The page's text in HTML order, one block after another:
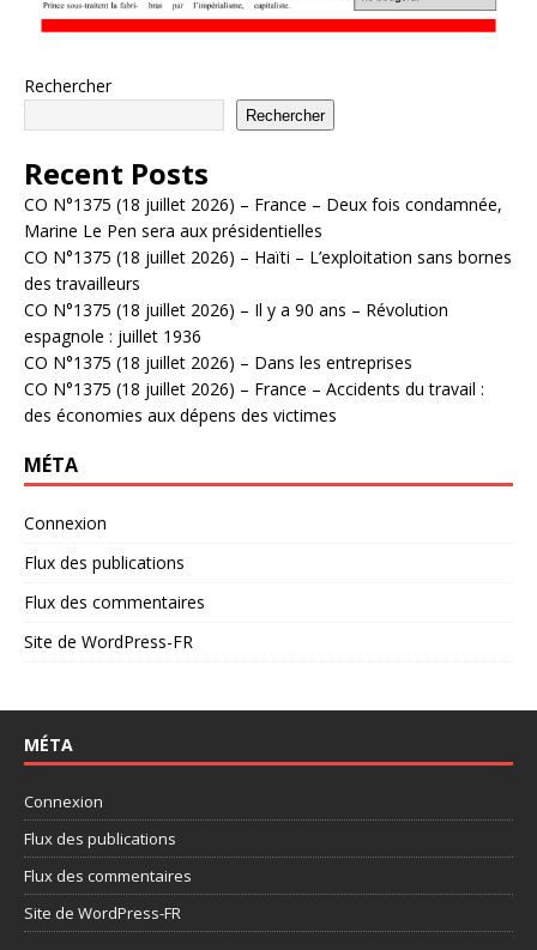
Rechercher
Rechercher
Recent Posts
CO N°1375 (18 juillet 2026) – France – Deux fois condamnée,
Marine Le Pen sera aux présidentielles
CO N°1375 (18 juillet 2026) – Haïti – L’exploitation sans bornes
des travailleurs
CO N°1375 (18 juillet 2026) – Il y a 90 ans – Révolution
espagnole : juillet 1936
CO N°1375 (18 juillet 2026) – Dans les entreprises
CO N°1375 (18 juillet 2026) – France – Accidents du travail :
des économies aux dépens des victimes
MÉTA
Connexion
Flux des publications
Flux des commentaires
Site de WordPress-FR
MÉTA
Connexion
Flux des publications
Flux des commentaires
Site de WordPress-FR